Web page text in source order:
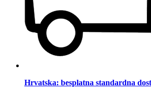
Hrvatska: besplatna standardna